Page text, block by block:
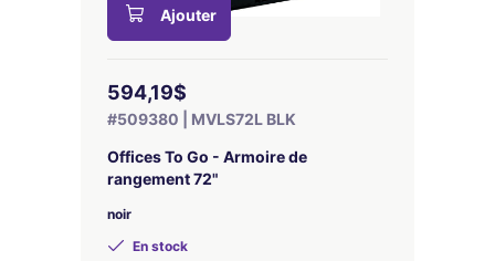
Ajouter
594,19$
#509380 | MVLS72L BLK
Offices To Go - Armoire de
rangement 72"
noir
En stock